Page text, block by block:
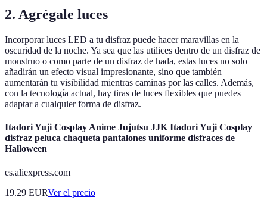
2. Agrégale luces
Incorporar luces LED a tu disfraz puede hacer maravillas en la
oscuridad de la noche. Ya sea que las utilices dentro de un disfraz de
monstruo o como parte de un disfraz de hada, estas luces no solo
añadirán un efecto visual impresionante, sino que también
aumentarán tu visibilidad mientras caminas por las calles. Además,
con la tecnología actual, hay tiras de luces flexibles que puedes
adaptar a cualquier forma de disfraz.
Itadori Yuji Cosplay Anime Jujutsu JJK Itadori Yuji Cosplay
disfraz peluca chaqueta pantalones uniforme disfraces de
Halloween
es.aliexpress.com
19.29 EURVer el precio